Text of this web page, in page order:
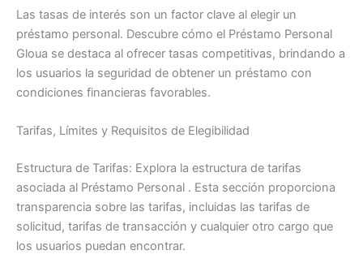
Las tasas de interés son un factor clave al elegir un
préstamo personal. Descubre cómo el Préstamo Personal
Gloua se destaca al ofrecer tasas competitivas, brindando a
los usuarios la seguridad de obtener un préstamo con
condiciones financieras favorables.
Tarifas, Límites y Requisitos de Elegibilidad
Estructura de Tarifas: Explora la estructura de tarifas
asociada al Préstamo Personal . Esta sección proporciona
transparencia sobre las tarifas, incluidas las tarifas de
solicitud, tarifas de transacción y cualquier otro cargo que
los usuarios puedan encontrar.